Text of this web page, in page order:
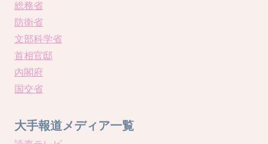
総務省
防衛省
文部科学省
首相官邸
内閣府
国交省
大手報道メディア一覧